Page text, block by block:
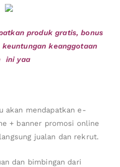
produk gratis, bonus
keanggotaan
ini yaa
akan mendapatkan e-
+ banner promosi online
jualan dan rekrut.
dan bimbingan dari